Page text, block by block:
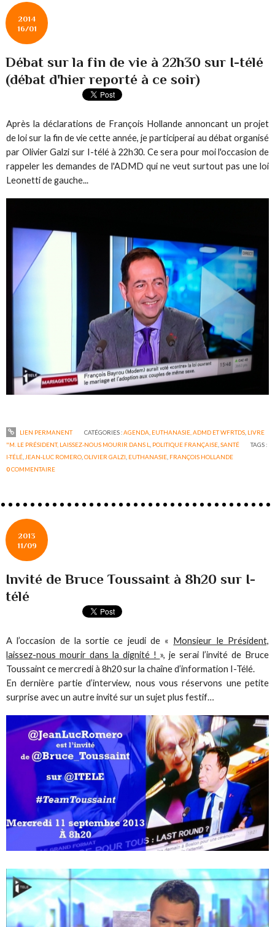
2014
16/01
Débat sur la fin de vie à 22h30 sur I-télé
(débat d'hier reporté à ce soir)
Après la déclarations de François Hollande annoncant un projet
de loi sur la fin de vie cette année, je participerai au débat organisé
par Olivier Galzi sur I-télé à 22h30. Ce sera pour moi l'occasion de
rappeler les demandes de l'ADMD qui ne veut surtout pas une loi
Leonetti de gauche...
LIEN PERMANENT CATÉGORIES :AGENDA EUTHANASIE, ADMD ET WFRTDS, LIVRE
"M. LE PRÉSIDENT, LAISSEZ-NOUS MOURIR DANS L
POLITIQUE FRANÇAISE ,SANTÉ
TAGS :
I-TÉLÉ JEAN-LUC ROMERO ,OLIVIER GALZI EUTHANASIE FRANÇOIS HOLLANDE
0COMMENTAIRE
2013
11/09
Invité de Bruce Toussaint à 8h20 sur I-
télé
A l’occasion de la sortie ce jeudi de « Monsieur le Président,
laissez-nous mourir dans la dignité ! », je serai l’invité de Bruce
Toussaint ce mercredi à 8h20 sur la chaîne d’information I-Télé.
En dernière partie d’interview, nous vous réservons une petite
surprise avec un autre invité sur un sujet plus festif…